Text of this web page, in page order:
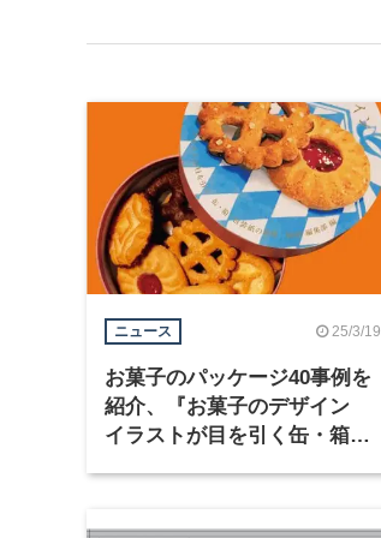
ニュース 25/3/19
お菓子のパッケージ40事例を
紹介、『お菓子のデザイン
イラストが目を引く缶・箱・